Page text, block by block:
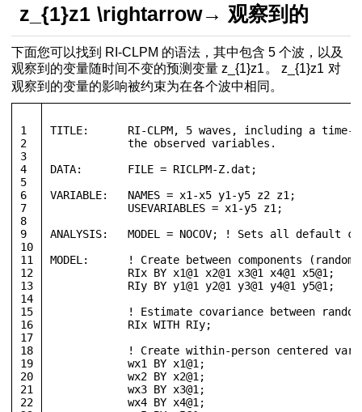
z_{1}z1 \rightarrow→ 观察到的
下面您可以找到 RI-CLPM 的语法，其中包含 5 个波，以及
观察到的变量随时间不变的预测变量 z_{1}z1 。 z_{1}z1 对
观察到的变量的影响被约束为在各个波中相同。
1
2
3
4
5
6
7
8
9
10
11
12
13
14
15
16
17
18
19
20
21
22
TITLE:	    RI-CLPM, 5 waves, including a
            the observed variables.
DATA:       FILE = RICLPM-Z.dat;
VARIABLE:   NAMES = x1-x5 y1-y5 z2 z1;
            USEVARIABLES = x1-y5 z1;
ANALYSIS:   MODEL = NOCOV; ! Sets all default
MODEL:      ! Create between components
            RIx BY x1@1 x2@1 x3@1 x4@1 x5@1;
            RIy BY y1@1 y2@1 y3@1 y4@1 y5@1;
! Estimate covariance between
            RIx WITH RIy;
! Create within-person centered
            wx1 BY x1@1;
            wx2 BY x2@1;
            wx3 BY x3@1;
            wx4 BY x4@1;